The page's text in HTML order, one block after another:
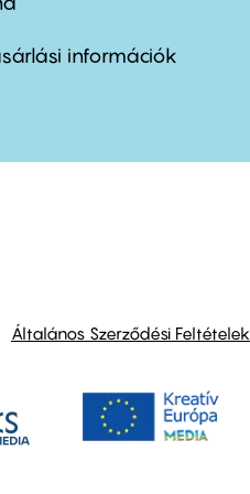
információk
Általános Szerződési Feltételek